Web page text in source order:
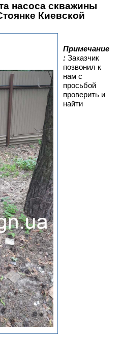
насоса скважины
Киевской
Примечание
: Заказчик
позвонил к
нам с
просьбой
проверить и
найти